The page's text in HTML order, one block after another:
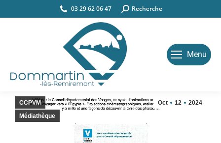
03 29 62 06 47 Search:Recherche
Menu
Oct 12 2024
CCPVM
Médiathèque